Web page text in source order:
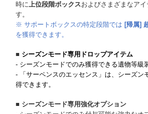
時に上位段階ボックスおよびさまざまなア
す。
※ サポートボックスの特定段階では [帰属]
を獲得できます。
■ シーズンモード専用ドロップアイテム
- シーズンモードでのみ獲得できる遺物等級
- 「サーペンスのエッセンス」は、シーズン
得できます。
■ シーズンモード専用強化オプション